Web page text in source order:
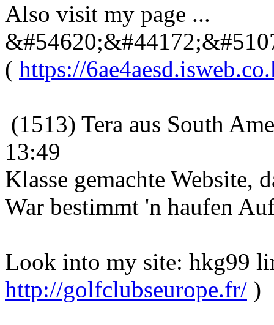
Also visit my page ...
( https://
(1513) Tera aus South
13:49
Klasse gemachte Website,
War bestimmt 'n haufen
Look into my site: hkg99
http://golfclubseurope.fr/ )